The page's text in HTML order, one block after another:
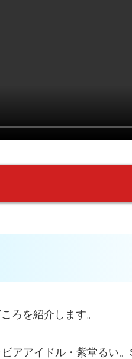
ろを紹介します。
アアイドル・紫堂るい